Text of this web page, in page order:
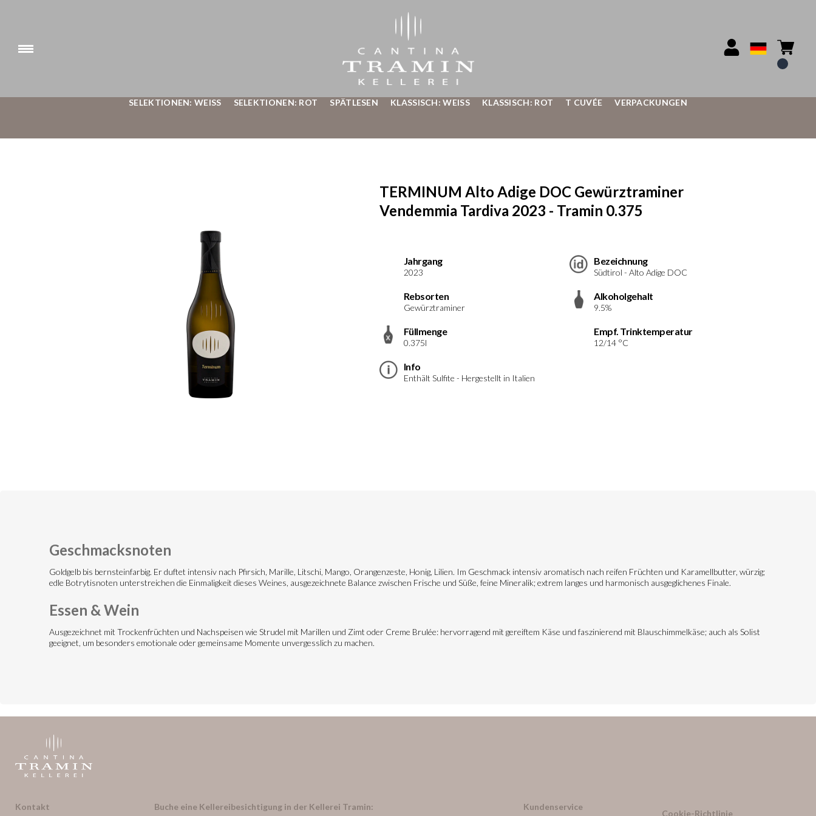
SELEKTIONEN: WEISS SELEKTIONEN: ROT SPÄTLESEN KLASSISCH: WEISS KLASSISCH: ROT T CUVÉE VERPACKUNGEN
TERMINUM Alto Adige DOC Gewürztraminer
Vendemmia Tardiva 2023 - Tramin 0.375
Jahrgang
2023
Bezeichnung
Südtirol - Alto Adige DOC
Rebsorten
Gewürztraminer
Alkoholgehalt
9.5%
Füllmenge
0.375l
Empf. Trinktemperatur
12/14 °C
Info
Enthält Sulfite - Hergestellt in Italien
Geschmacksnoten
Goldgelb bis bernsteinfarbig. Er duftet intensiv nach Pfirsich, Marille, Litschi, Mango, Orangenzeste, Honig, Lilien. Im Geschmack intensiv aromatisch nach reifen Früchten und Karamellbutter, würzig;
edle Botrytisnoten unterstreichen die Einmaligkeit dieses Weines, ausgezeichnete Balance zwischen Frische und Süße, feine Mineralik; extrem langes und harmonisch ausgeglichenes Finale.
Essen & Wein
Ausgezeichnet mit Trockenfrüchten und Nachspeisen wie Strudel mit Marillen und Zimt oder Creme Brulée: hervorragend mit gereiftem Käse und faszinierend mit Blauschimmelkäse; auch als Solist
geeignet, um besonders emotionale oder gemeinsame Momente unvergesslich zu machen.
Kontakt Buche eine Kellereibesichtigung in der Kellerei Tramin: Kundenservice
Cookie-Richtlinie